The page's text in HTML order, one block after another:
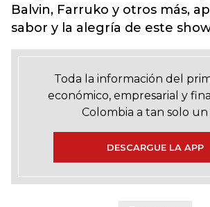
Balvin, Farruko y otros más,
sabor y la alegría de este
Toda la información del
económico, empresarial y
Colombia a tan solo
DESCARGUE LA APP